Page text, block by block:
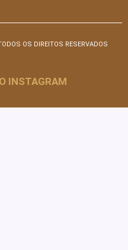
OS DIREITOS RESERVADOS
INSTAGRAM